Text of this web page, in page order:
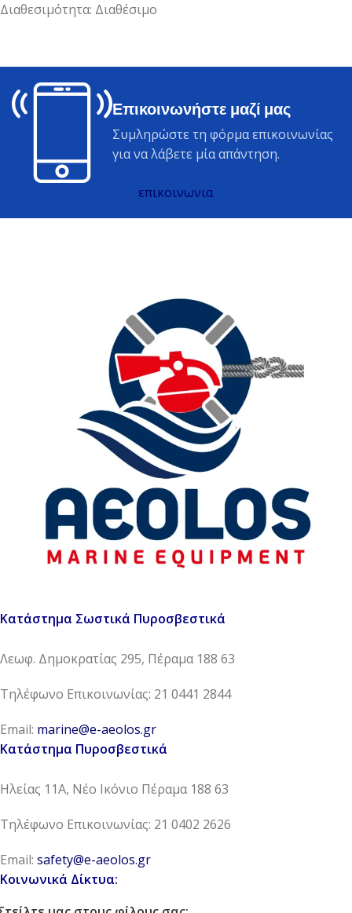
Διαθεσιμότητα: Διαθέσιμο
Επικοινωνήστε μαζί μας
Συμληρώστε τη φόρμα επικοινωνίας
για να λάβετε μία απάντηση.
επικοινωνια
Κατάστημα Σωστικά Πυροσβεστικά
Λεωφ. Δημοκρατίας 295, Πέραμα 188 63
Τηλέφωνο Επικοινωνίας: 21 0441 2844
Email: marine@e-aeolos.gr
Κατάστημα Πυροσβεστικά
Ηλείας 11Α, Νέο Ικόνιο Πέραμα 188 63
Τηλέφωνο Επικοινωνίας: 21 0402 2626
Email: safety@e-aeolos.gr
Κοινωνικά Δίκτυα: